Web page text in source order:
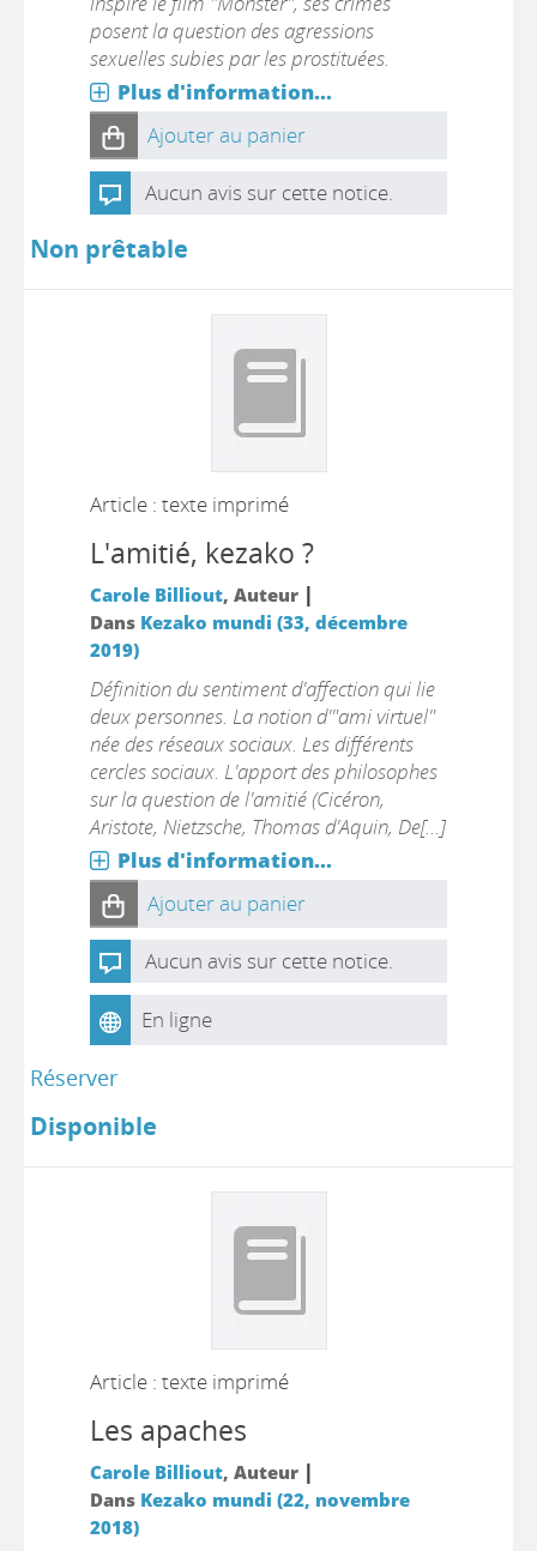
posent la question des agressions
sexuelles subies par les prostituées.
Plus d'information...
Ajouter au panier
Aucun avis sur cette notice.
Non prêtable
Article : texte imprimé
L'amitié, kezako ?
Carole Billiout, Auteur |
Dans Kezako mundi (33, décembre
2019)
Définition du sentiment d'affection qui lie
deux personnes. La notion d'"ami virtuel"
née des réseaux sociaux. Les différents
cercles sociaux. L'apport des philosophes
sur la question de l'amitié (Cicéron,
Aristote, Nietzsche, Thomas d'Aquin, De[...]
Plus d'information...
Ajouter au panier
Aucun avis sur cette notice.
En ligne
Réserver
Disponible
Article : texte imprimé
Les apaches
Carole Billiout, Auteur |
Dans Kezako mundi (22, novembre
2018)